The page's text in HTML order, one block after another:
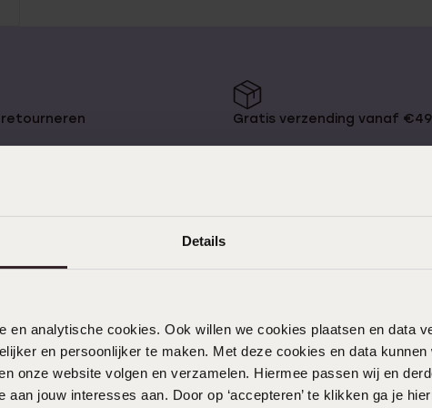
Details
en analytische cookies. Ook willen we cookies plaatsen en data
en persoonlijker te maken. Met deze cookies en data kunnen
onze website volgen en verzamelen. Hiermee passen wij en
aan jouw interesses aan. Door op ‘accepteren’ te klikken ga je
Naam oorbellen
Sale
retourneren Gratis verzending vanaf €49
KLANTENSERVICE
Service
Actievoorwaarden
op